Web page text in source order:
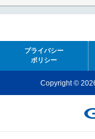
プライバシー
ポリシー
Copyright ©